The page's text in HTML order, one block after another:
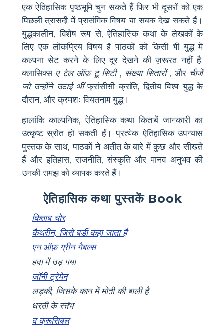
एक ऐतिहासिक पृष्ठभूमि चुन सकते हैं फिर भी दूसरों को एक
पिछली त्रासदी में प्रासंगिक विषय या सबक देख सकते हैं।
युद्धकालीन, विशेष रूप से, ऐतिहासिक कथा के लेखकों के
लिए एक लोकप्रिय विषय है पाठकों को किसी भी युद्ध में
कल्पना सेट करने के लिए दूर देखने की ज़रूरत नहीं है:
क्लासिक्स ए टेल ऑफ़ टू सिटी, संख्या सितारों, और चीजें
जो उन्होंने उठाई थींफ्रांसीसी क्रांति, द्वितीय विश्व युद्ध के
दौरान, और क्रमशः वियतनाम युद्ध।
हालांकि काल्पनिक, ऐतिहासिक कथा किताबें जानकारी का
उत्कृष्ट स्रोत हो सकती हैं। प्रत्येक ऐतिहासिक उपन्यास
पुस्तक के साथ, पाठकों ने अतीत के बारे में कुछ और सीखते
हैं और इतिहास, राजनीति, संस्कृति और मानव अनुभव की
उनकी समझ को व्यापक करते हैं।
ऐतिहासिक कथा पुस्तकें Book
किताब चोर
कैथरीन, जिसे बर्डी कहा जाता है
एन ऑफ़ ग्रीन गैबल्स
हवा में उड़ गया
जॉनी ट्रेमेन
लड़की, जिसके कान में मोती की बाली है
धरती के स्तंभ
द क्रूसिबल